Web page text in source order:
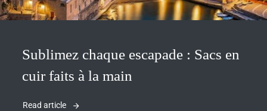
Sublimez chaque escapade : Sacs en
cuir faits à la main
Read article